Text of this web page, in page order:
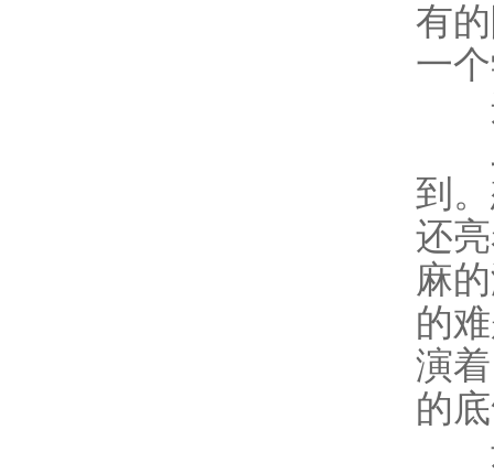
有
一
这
到
还
麻
的
演
的
还